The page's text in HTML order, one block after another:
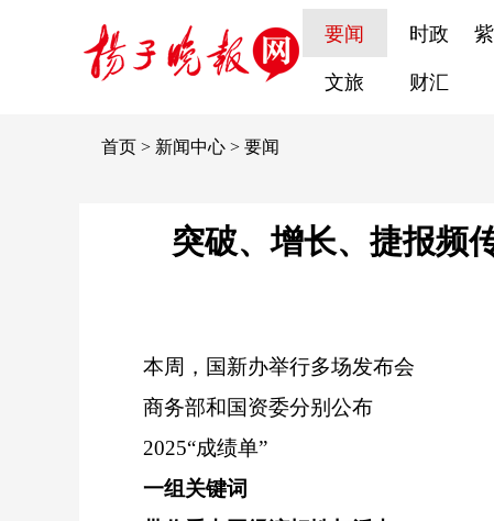
要闻 时政
文旅 财汇
首页 > 新闻中心 > 要闻
突破、增长、捷报频
本周，国新办举行多场发布会
商务部和国资委分别公布
2025“成绩单”
一组关键词